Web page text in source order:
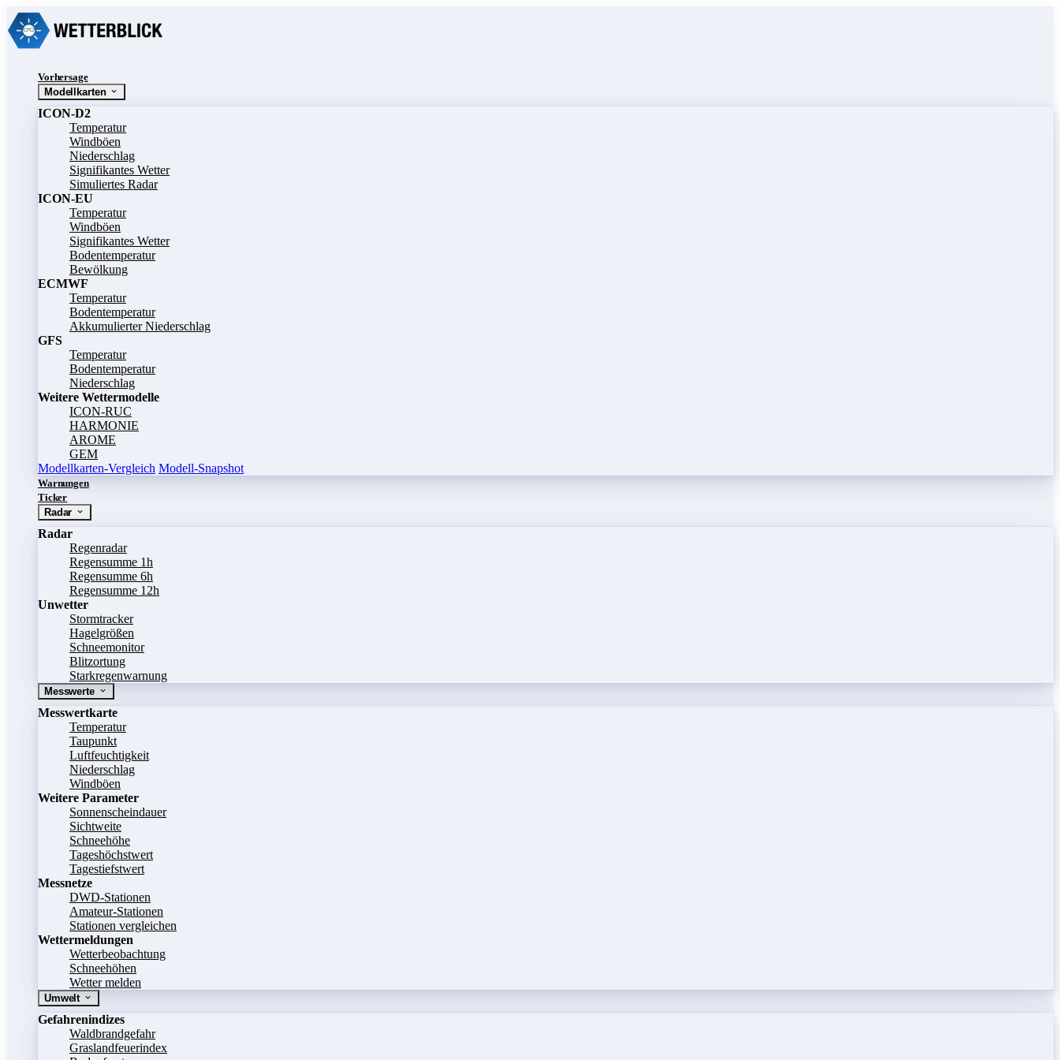
Vorhersage
Modellkarten
ICON-D2
Temperatur
Windböen
Niederschlag
Signifikantes Wetter
Simuliertes Radar
ICON-EU
Temperatur
Windböen
Signifikantes Wetter
Bodentemperatur
Bewölkung
ECMWF
Temperatur
Bodentemperatur
Akkumulierter Niederschlag
GFS
Temperatur
Bodentemperatur
Niederschlag
Weitere Wettermodelle
ICON-RUC
HARMONIE
AROME
GEM
Modellkarten-Vergleich Modell-Snapshot
Warnungen
Ticker
Radar
Radar
Regenradar
Regensumme 1h
Regensumme 6h
Regensumme 12h
Unwetter
Stormtracker
Hagelgrößen
Schneemonitor
Blitzortung
Starkregenwarnung
Messwerte
Messwertkarte
Temperatur
Taupunkt
Luftfeuchtigkeit
Niederschlag
Windböen
Weitere Parameter
Sonnenscheindauer
Sichtweite
Schneehöhe
Tageshöchstwert
Tagestiefstwert
Messnetze
DWD-Stationen
Amateur-Stationen
Stationen vergleichen
Wettermeldungen
Wetterbeobachtung
Schneehöhen
Wetter melden
Umwelt
Gefahrenindizes
Waldbrandgefahr
Graslandfeuerindex